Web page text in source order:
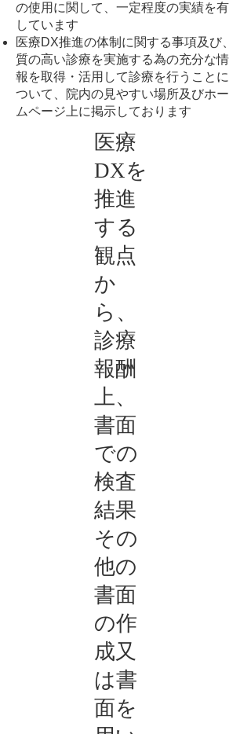
の使用に関して、一定程度の実績を有
しています
医療DX推進の体制に関する事項及び、
質の高い診療を実施する為の充分な情
報を取得・活用して診療を行うことに
ついて、院内の見やすい場所及びホー
ムページ上に掲示しております
医療
DXを
推進
する
観点
か
ら、
診療
報酬
上、
書面
での
検査
結果
その
他の
書面
の作
成又
は書
面を